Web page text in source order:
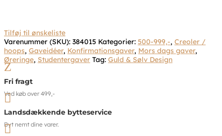
Tilføj til ønskeliste
Varenummer (SKU): 384015 Kategorier: 500-999,-, Creoler /
hoops, Gaveidéer, Konfirmationsgaver, Mors dags gaver,
Øreringe, Studentergaver Tag: Guld & Sølv Design
Z
Fri fragt
Ved køb over 499,-

Landsdækkende bytteservice
Byt nemt dine varer.
